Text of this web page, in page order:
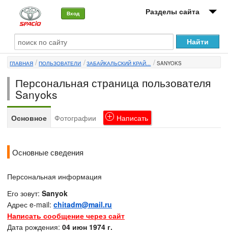
Вход Разделы сайта
О машине
Автоклуб
Форумы
Сервисы и услуги
ГЛАВНАЯ ПОЛЬЗОВАТЕЛИ ЗАБАЙКАЛЬСКИЙ КРАЙ... SANYOKS
Персональная страница пользователя
Sanyoks
Основное Фотографии Написать
Основные сведения
Персональная информация
Его зовут: Sanyok
Адрес e-mail: chitadm@mail.ru
Написать сообщение через сайт
Дата рождения: 04 июн 1974 г.